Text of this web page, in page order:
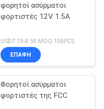
φορητοί ασύρματοι
φορτιστές 12V 1.5A
USD7.19-8.59 MOQ:100PCS
ΕΠΑΦΉ
Φορητοί ασύρματοι
φορτιστές της FCC